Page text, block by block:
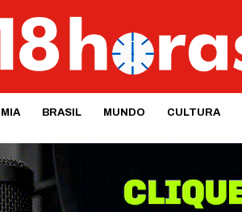
BRASIL MUNDO CULTURA